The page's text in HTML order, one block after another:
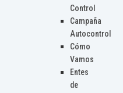
Control
Campaña
Autocontrol
Cómo
Vamos
Entes
de